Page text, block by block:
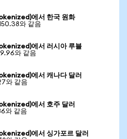
에서 한국 원화
와 같음
에서 러시아 루블
와 같음
에서 캐나다 달러
와 같음
에서 호주 달러
와 같음
에서 싱가포르 달러